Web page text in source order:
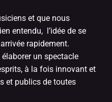
et que nous
entendu, l’idée de se
rapidement.
un spectacle
à la fois innovant et
et publics de toutes